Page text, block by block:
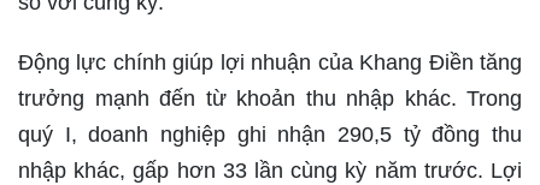
Động lực chính giúp lợi nhuận của Khang Điền tăng
trưởng mạnh đến từ khoản thu nhập khác. Trong
quý I, doanh nghiệp ghi nhận 290,5 tỷ đồng thu
nhập khác, gấp hơn 33 lần cùng kỳ năm trước. Lợi